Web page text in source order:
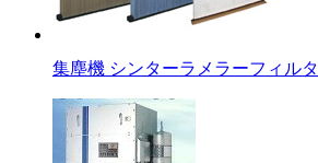
集塵機 シンターラメラーフィルタ